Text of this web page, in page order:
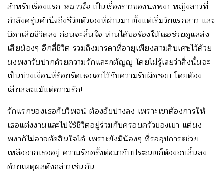
สำหรับเรื่องแรก หนาวใจเป็นเรื่องราวของนงพงา หญิงสาวที่
กำลังครุ่นคำนึงถึงชีวิตตัวเองที่ผ่านมา ตั้งแต่เริ่มวัยแรกสาว และ
บิดาเสียชีวิตลง ก่อนจะสิ้นใจ ท่านได้ขอร้องให้เธอช่วยดูแลส่ง
เสียน้องๆ อีกสี่ชีวิต รวมถึงมารดาที่อายุเพียงสามสิบเศษไว้ด้วย
นงพงารับปากด้วยความรักและกตัญญู โดยไม่รู้เลยว่าสิ่งนั้นจะ
เป็นบ่วงเงื่อนที่ร้อยรัดเธอเอาไว้กับความรับผิดชอบ โดยต้อง
เสียสละแม้แต่ความรัก!
รักแรกของเธอกับวิพจน์ ต้องอับปางลง เพราะเขาต้องการให้
เธอแต่งงานและไปใช้ชีวิตอยู่ร่วมกับครอบครัวของเขา แต่นง
พงาก็ไม่อาจตัดสินใจได้ เพราะยังมีน้องๆ ที่รออุปการะช่วย
เหลือจากเธออยู่ ความรักครั้งต่อมากับประณตก็ต้องจบสิ้นลง
ด้วยเหตุผลดังกล่าวเช่นกัน